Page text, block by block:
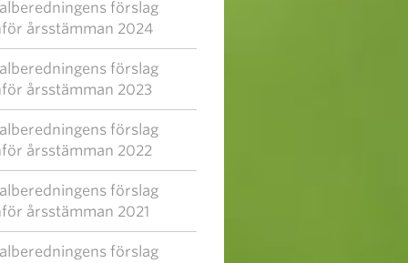
förslag
årsstämman 2024
förslag
årsstämman 2023
förslag
årsstämman 2022
förslag
årsstämman 2021
förslag